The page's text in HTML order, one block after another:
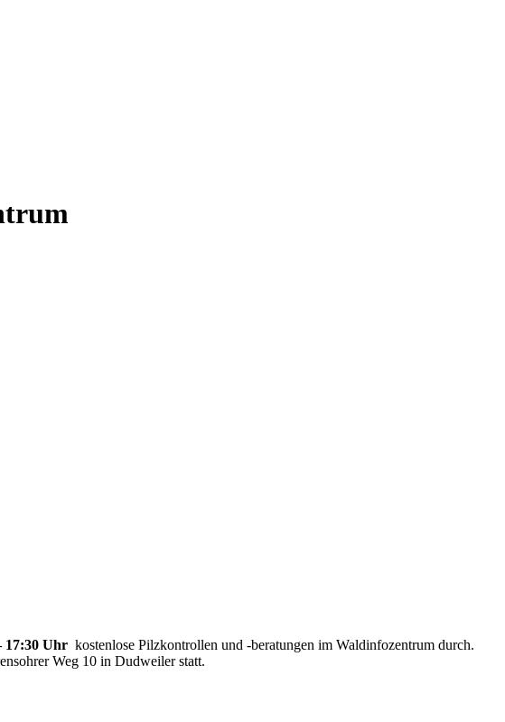
17:30 Uhr kostenlose Pilzkontrollen und -beratungen im Waldinfozentrum durch.
Weg 10 in Dudweiler statt.